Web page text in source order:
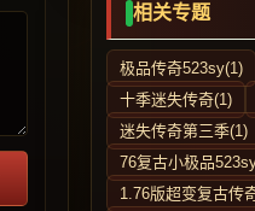
相关专题
极品传奇523sy(1)
十季迷失传奇(1)
迷失传奇第三季(1)
76复古小极品
1.76版超变复古传